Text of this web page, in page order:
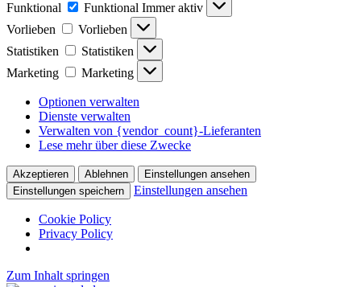
Funktional
Funktional Immer aktiv
Vorlieben
Vorlieben
Statistiken
Statistiken
Marketing
Marketing
Optionen verwalten
Dienste verwalten
Verwalten von {vendor_count}-Lieferanten
Lese mehr über diese Zwecke
Akzeptieren Ablehnen
Einstellungen ansehen
Einstellungen speichern
Einstellungen ansehen
Cookie Policy
Privacy Policy
Zum Inhalt springen